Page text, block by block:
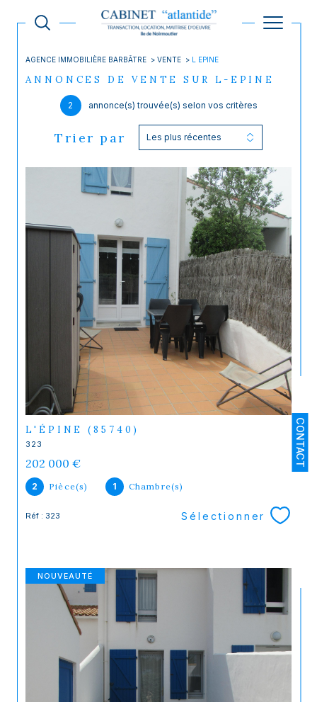
CONTACT
AGENCE IMMOBILIÈRE BARBÂTRE VENTE L EPINE
ANNONCES DE VENTE SUR L-EPINE
2 annonce(s) trouvée(s) selon vos critères
Trier par Les plus récentes
L'ÉPINE (85740)
323
202 000 €
2 Pièce(s) 1 Chambre(s)
Réf : 323 Sélectionner
NOUVEAUTÉ